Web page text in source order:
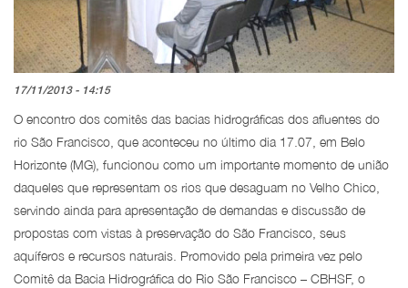
17/11/2013 - 14:15
O encontro dos comitês das bacias hidrográficas dos afluentes do
rio São Francisco, que aconteceu no último dia 17.07, em Belo
Horizonte (MG), funcionou como um importante momento de união
daqueles que representam os rios que desaguam no Velho Chico,
servindo ainda para apresentação de demandas e discussão de
propostas com vistas à preservação do São Francisco, seus
aquíferos e recursos naturais. Promovido pela primeira vez pelo
Comitê da Bacia Hidrográfica do Rio São Francisco – CBHSF, o